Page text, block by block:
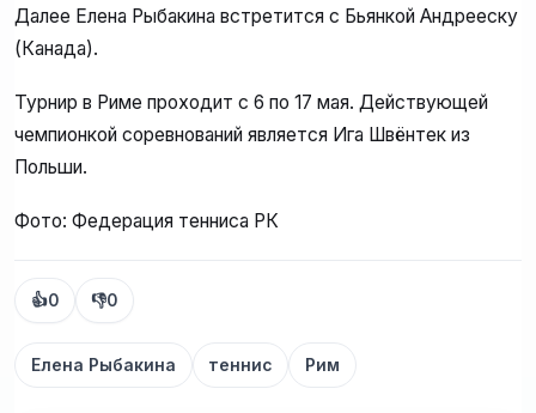
Далее Елена Рыбакина встретится с Бьянкой Андрееску
(Канада).
Турнир в Риме проходит с 6 по 17 мая. Действующей
чемпионкой соревнований является Ига Швёнтек из
Польши.
Фото: Федерация тенниса РК
👍0 👎0
Елена Рыбакина теннис Рим